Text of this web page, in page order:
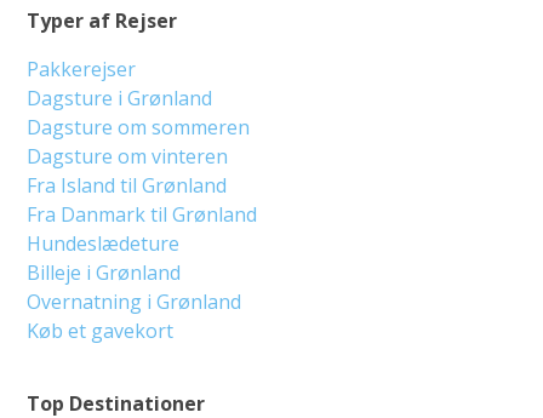
Top Destinationer
Typer af Rejser
Pakkerejser
Dagsture i Grønland
Dagsture om sommeren
Dagsture om vinteren
Fra Island til Grønland
Fra Danmark til Grønland
Hundeslædeture
Billeje i Grønland
Overnatning i Grønland
Køb et gavekort